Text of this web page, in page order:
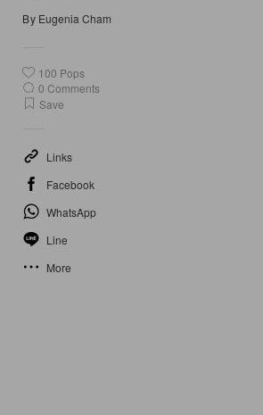
By Eugenia Cham
100 Pops
0 Comments
Save
Links
Facebook
WhatsApp
Line
More